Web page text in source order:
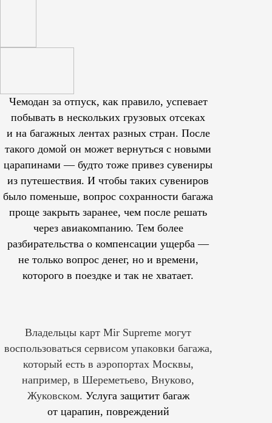
Чемодан за отпуск, как правило, успевает
побывать в нескольких грузовых отсеках
и на багажных лентах разных стран. После
такого домой он может вернуться с новыми
царапинами — будто тоже привез сувениры
из путешествия. И чтобы таких сувениров
было поменьше, вопрос сохранности багажа
проще закрыть заранее, чем после решать
через авиакомпанию. Тем более
разбирательства о компенсации ущерба —
не только вопрос денег, но и времени,
которого в поездке и так не хватает.
Владельцы карт Mir Supreme могут
воспользоваться сервисом упаковки багажа,
который есть в аэропортах Москвы,
например, в Шереметьево, Внуково,
Жуковском. Услуга защитит багаж
от царапин, повреждений